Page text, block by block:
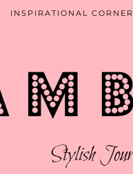
INSPIRATIONAL CORNER